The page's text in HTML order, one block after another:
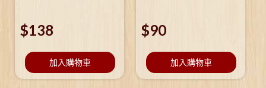
$138
加入購物車
$90
加入購物車